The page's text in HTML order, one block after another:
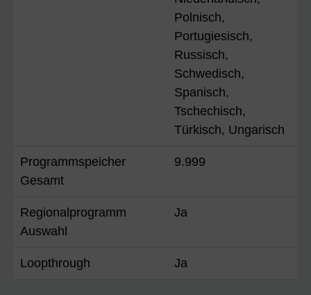
Polnisch,
Portugiesisch,
Russisch,
Schwedisch,
Spanisch,
Tschechisch,
Türkisch, Ungarisch
Programmspeicher
Gesamt
9.999
Regionalprogramm
Auswahl
Ja
Loopthrough Ja